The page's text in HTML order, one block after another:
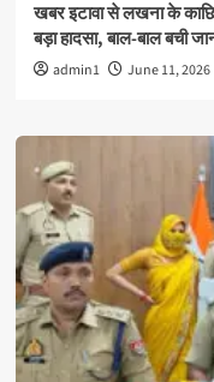
खबर इटावा से लखना के
बड़ा हादसा, बाल-बाल बची
admin1 June 11, 2026